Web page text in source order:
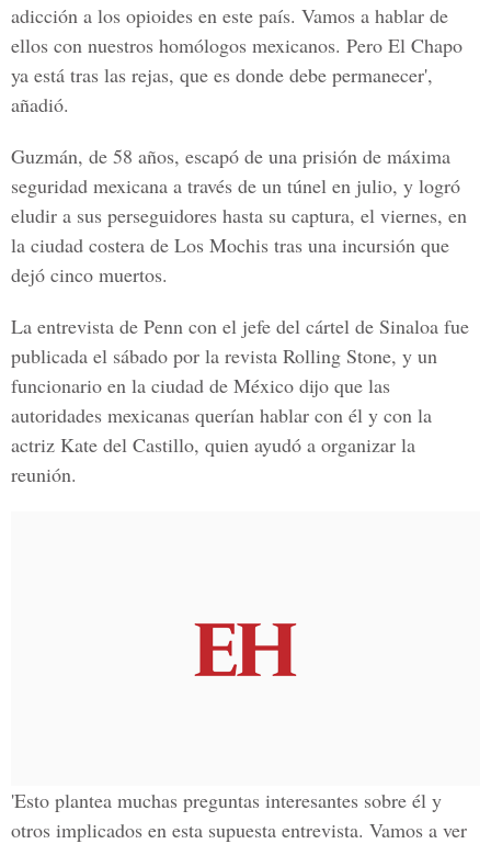
adicción a los opioides en este país. Vamos a hablar de
ellos con nuestros homólogos mexicanos. Pero El Chapo
ya está tras las rejas, que es donde debe permanecer',
añadió.
Guzmán, de 58 años, escapó de una prisión de máxima
seguridad mexicana a través de un túnel en julio, y logró
eludir a sus perseguidores hasta su captura, el viernes, en
la ciudad costera de Los Mochis tras una incursión que
dejó cinco muertos.
La entrevista de Penn con el jefe del cártel de Sinaloa fue
publicada el sábado por la revista Rolling Stone, y un
funcionario en la ciudad de México dijo que las
autoridades mexicanas querían hablar con él y con la
actriz Kate del Castillo, quien ayudó a organizar la
reunión.
'Esto plantea muchas preguntas interesantes sobre él y
otros implicados en esta supuesta entrevista. Vamos a ver